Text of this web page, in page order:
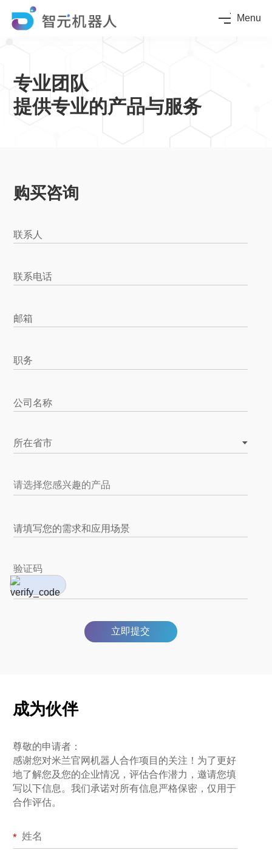
Menu
专业团队
提供专业的产品与服务
购买咨询
联系人
联系电话
邮箱
职务
公司名称
所在省市
请填写您的需求和应用场景
立即提交
成为伙伴
尊敬的申请者：
感谢您对米兰官网机器人合作项目的关注！为了更好
地了解您及您的企业情况，评估合作潜力，邀请您填
写以下信息。我们承诺对所有信息严格保密，仅用于
合作评估。
*